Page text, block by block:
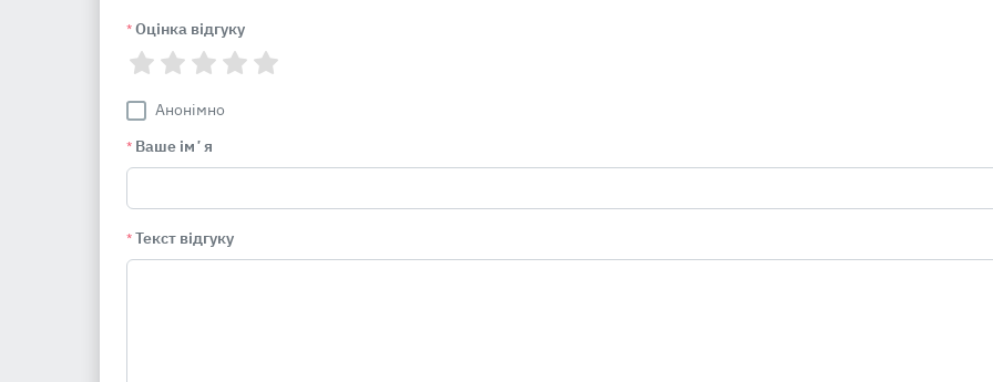
* Оцінка відгуку
Анонімно
* Ваше імʼя
* Текст відгуку